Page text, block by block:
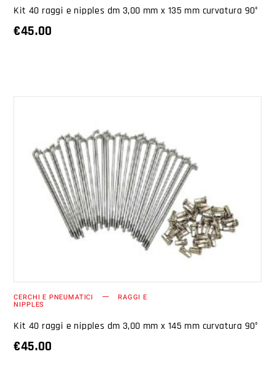
Kit 40 raggi e nipples dm 3,00 mm x 135 mm curvatura 90°
€45.00
AGGIUNGI AL CARRELLO
CERCHI E PNEUMATICI RAGGI E
NIPPLES
Kit 40 raggi e nipples dm 3,00 mm x 145 mm curvatura 90°
€45.00